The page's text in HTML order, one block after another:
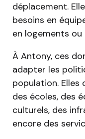
déplacement.
besoins en
en logements ou
À Antony, ces
adapter les
population.
des écoles, des
culturels, des
encore des